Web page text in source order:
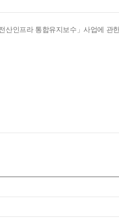
산인프라 통합유지보수」사업에 관